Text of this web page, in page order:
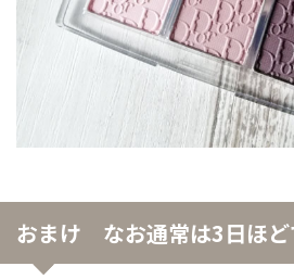
おまけ なお通常は3日ほど